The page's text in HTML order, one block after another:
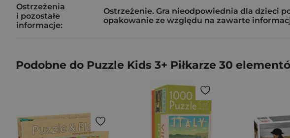
Ostrzeżenia
i pozostałe
informacje:
Ostrzeżenie. Gra nieodpowiednia dla dzieci
opakowanie ze względu na zawarte
Podobne do Puzzle Kids 3+ Piłkarze 30